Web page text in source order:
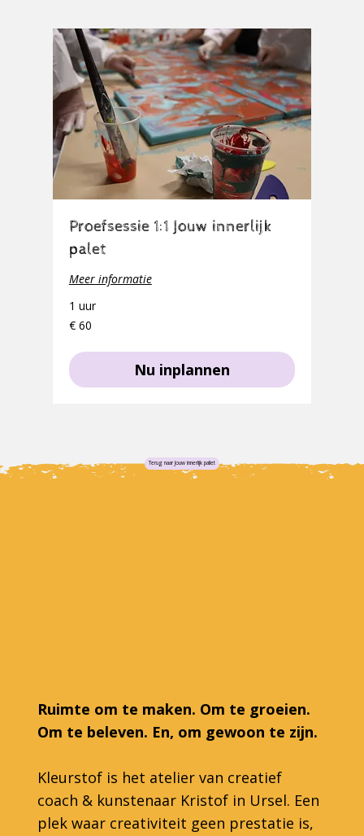
Proefsessie 1:1 Jouw innerlijk
palet
Meer informatie
1 uur
60
euro
€ 60
Nu inplannen
Terug naar Jouw innerlijk pallet
Ruimte om te maken. Om te groeien.
Om te beleven. En, om gewoon te zijn.
Kleurstof is het atelier van creatief
coach & kunstenaar Kristof in Ursel. Een
plek waar creativiteit geen prestatie is,